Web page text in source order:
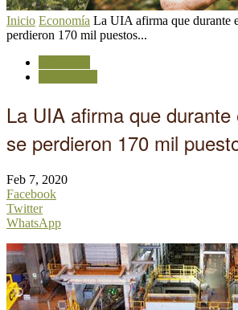
Inicio Economía La UIA afirma que durante
perdieron 170 mil puestos...
La UIA afirma que
se perdieron 170 mil
Feb 7, 2020
Facebook
Twitter
WhatsApp